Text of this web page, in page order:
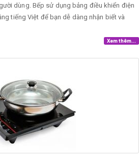
dùng. Bếp sử dụng bảng điều khiển điện
tiếng Việt để bạn dễ dàng nhận biết và
Xem thêm...